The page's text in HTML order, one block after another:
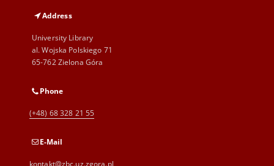
Address
University Library
al. Wojska Polskiego 71
65-762 Zielona Góra
Phone
(+48) 68 328 21 55
E-Mail
kontakt@zbc.uz.zgora.pl